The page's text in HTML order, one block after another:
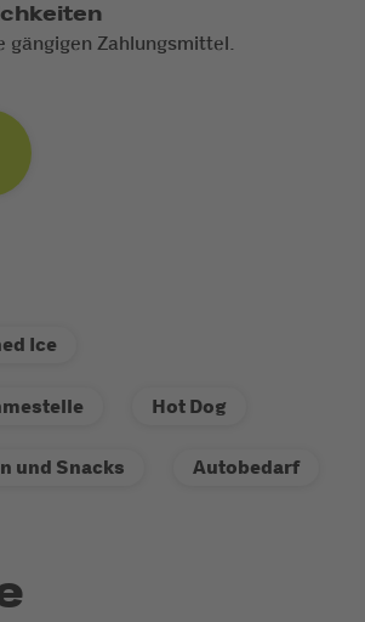
Zahlungsmittel.
Ice
Hot Dog
und Snacks Autobedarf